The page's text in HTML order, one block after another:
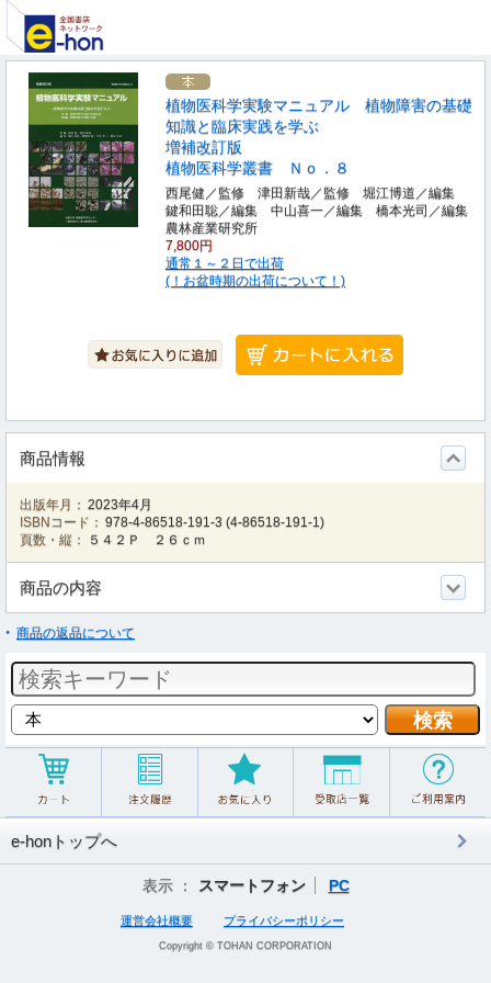
植物医科学実験マニュアル 植物障害の基礎
知識と臨床実践を学ぶ
増補改訂版
植物医科学叢書 Ｎｏ．８
西尾健／監修 津田新哉／監修 堀江博道／編集
鍵和田聡／編集 中山喜一／編集 橋本光司／編集
農林産業研究所
7,800円
通常１～２日で出荷
(！お盆時期の出荷について！)
商品情報
出版年月： 2023年4月
ISBNコード： 978-4-86518-191-3 (4-86518-191-1)
頁数・縦：
５４２Ｐ ２６ｃｍ
商品の内容
商品の返品について
e-honトップへ
表示 ： スマートフォン PC
運営会社概要 プライバシーポリシー
Copyright © TOHAN CORPORATION